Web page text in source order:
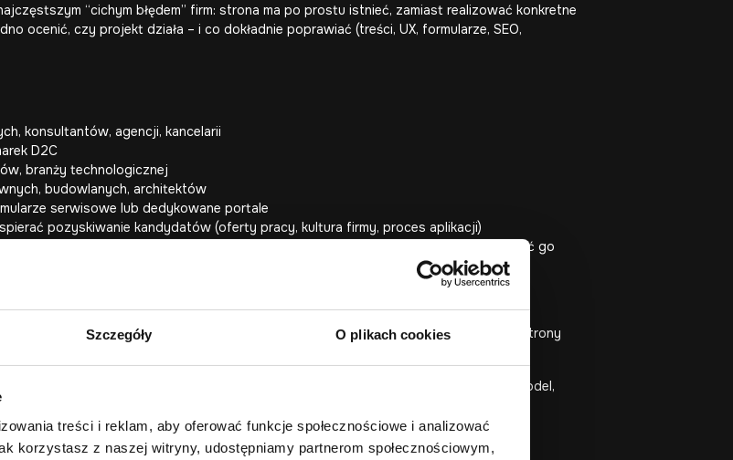
Szczegóły O plikach cookies
treści i reklam, aby oferować funkcje społecznościowe i analizować
korzystasz z naszej witryny, udostępniamy partnerom społecznościowym,
“cichym błędem” firm: strona ma po prostu istnieć, zamiast realizować konkretne
ocenić, czy projekt działa – i co dokładnie poprawiać (treści, UX, formularze, SEO,
konsultantów, agencji, kancelarii
D2C
branży technologicznej
budowlanych, architektów
serwisowe lub dedykowane portale
pozyskiwanie kandydatów (oferty pracy, kultura firmy, proces aplikacji)
– gdy strona ma “zbierać” ruch z fraz usługowych/produktowych i zamieniać go
i innego sposobu projektowania strony internetowej.
telefony, zapytania z Google) i jedno główne CTA. Dzięki temu projektowanie strony
próbować realizować wszystkich celów naraz z taką samą siłą. Najlepiej działa model,